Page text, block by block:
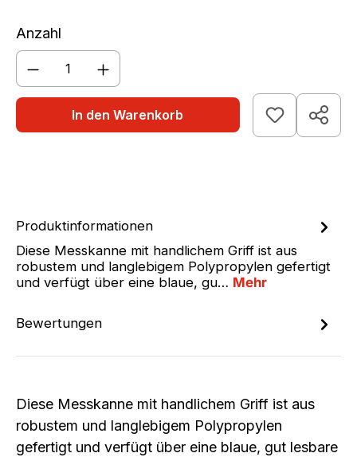
Anzahl
Produkt Anzahl: Gib den gewünschten
In den Warenkorb
Produktinformationen
Diese Messkanne mit handlichem Griff ist aus
robustem und langlebigem Polypropylen gefertigt
und verfügt über eine blaue, gu… Mehr
Bewertungen
Diese Messkanne mit handlichem Griff ist aus
robustem und langlebigem Polypropylen
gefertigt und verfügt über eine blaue, gut lesbare